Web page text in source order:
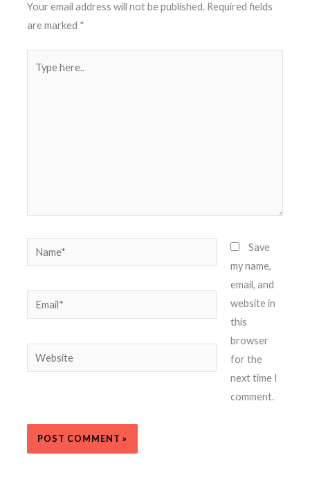
Your email address will not be published. Required fields
are marked *
here..
Name*
Email*
Website
Save
my name,
email, and
website in
this
browser
for the
next time I
comment.